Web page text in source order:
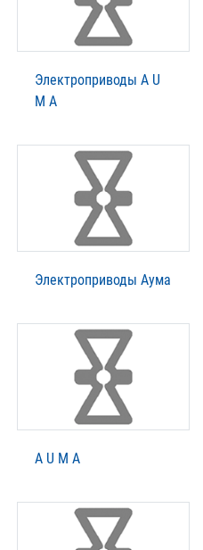
Электроприводы A U
M A
Электроприводы Аума
A U M A